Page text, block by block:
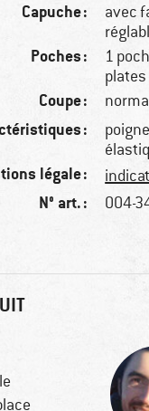
Capuche :
avec
Poches :
1
plates
Coupe :
:
légale :
N° art. : 004-